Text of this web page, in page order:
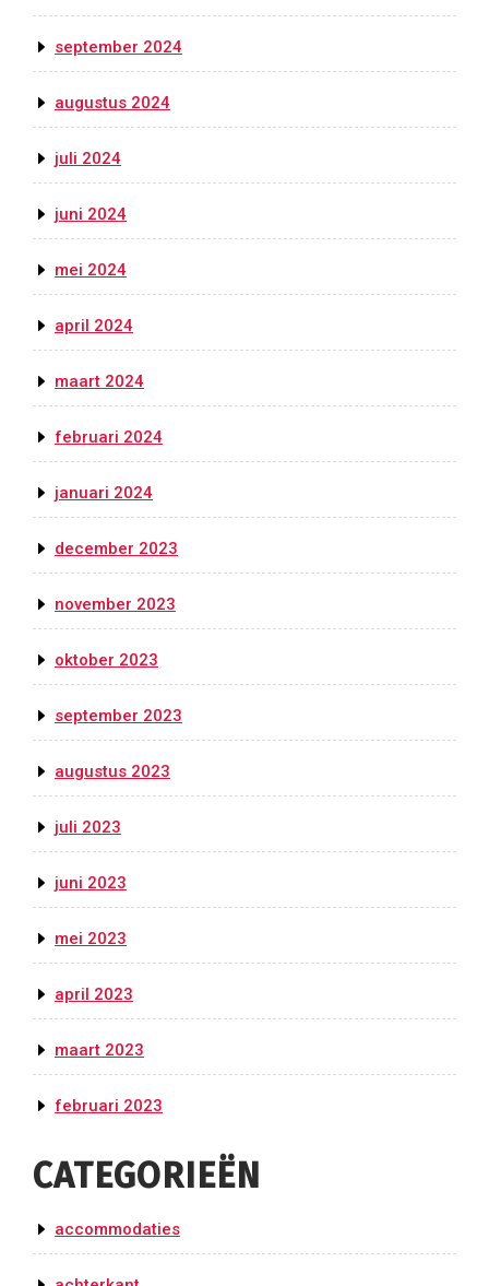
september 2024
augustus 2024
juli 2024
juni 2024
mei 2024
april 2024
maart 2024
februari 2024
januari 2024
december 2023
november 2023
oktober 2023
september 2023
augustus 2023
juli 2023
juni 2023
mei 2023
april 2023
maart 2023
februari 2023
CATEGORIEËN
accommodaties